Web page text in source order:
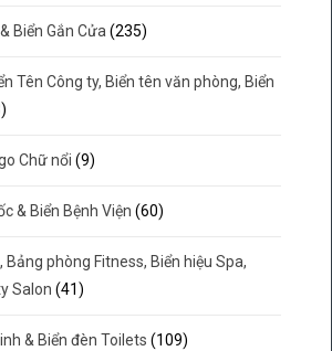
Biển Gắn Cửa (235)
Tên Công ty, Biển tên văn phòng, Biển
Chữ nổi (9)
& Biển Bệnh Viện (60)
Bảng phòng Fitness, Biển hiệu Spa,
Salon (41)
& Biển đèn Toilets (109)